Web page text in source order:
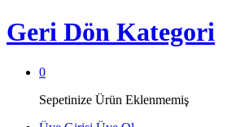
Geri Dön Kategori
0
Sepetinize Ürün Eklenmemiş